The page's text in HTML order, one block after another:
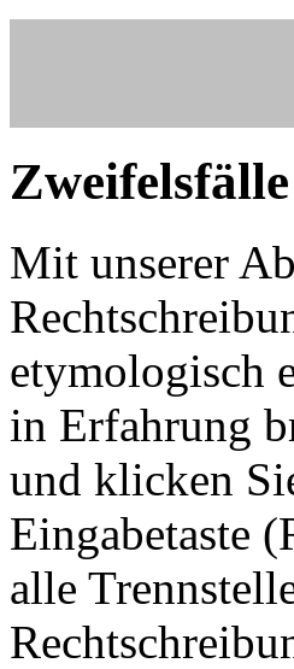
Mit unserer
etymologisch
in Erfahrung
und klicken
Eingabetaste
alle